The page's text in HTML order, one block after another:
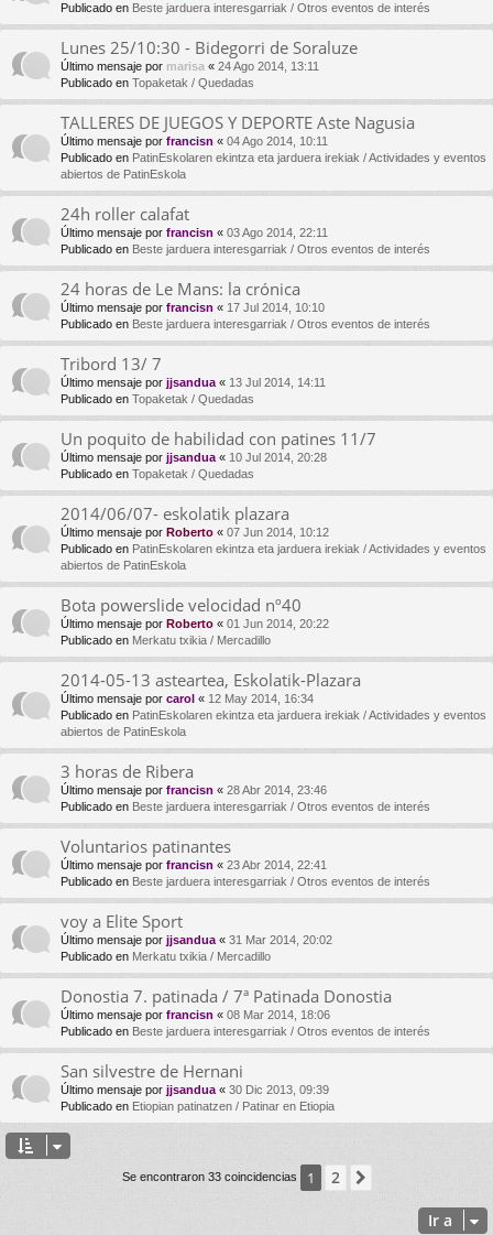
Publicado en Beste jarduera interesgarriak / Otros eventos de interés
Lunes 25/10:30 - Bidegorri de Soraluze
Último mensaje por marisa « 24 Ago 2014, 13:11
Publicado en Topaketak / Quedadas
TALLERES DE JUEGOS Y DEPORTE Aste Nagusia
Último mensaje por francisn « 04 Ago 2014, 10:11
Publicado en PatinEskolaren ekintza eta jarduera irekiak / Actividades y eventos
abiertos de PatinEskola
24h roller calafat
Último mensaje por francisn « 03 Ago 2014, 22:11
Publicado en Beste jarduera interesgarriak / Otros eventos de interés
24 horas de Le Mans: la crónica
Último mensaje por francisn « 17 Jul 2014, 10:10
Publicado en Beste jarduera interesgarriak / Otros eventos de interés
Tribord 13/ 7
Último mensaje por jjsandua « 13 Jul 2014, 14:11
Publicado en Topaketak / Quedadas
Un poquito de habilidad con patines 11/7
Último mensaje por jjsandua « 10 Jul 2014, 20:28
Publicado en Topaketak / Quedadas
2014/06/07- eskolatik plazara
Último mensaje por Roberto « 07 Jun 2014, 10:12
Publicado en PatinEskolaren ekintza eta jarduera irekiak / Actividades y eventos
abiertos de PatinEskola
Bota powerslide velocidad nº40
Último mensaje por Roberto « 01 Jun 2014, 20:22
Publicado en Merkatu txikia / Mercadillo
2014-05-13 asteartea, Eskolatik-Plazara
Último mensaje por carol « 12 May 2014, 16:34
Publicado en PatinEskolaren ekintza eta jarduera irekiak / Actividades y eventos
abiertos de PatinEskola
3 horas de Ribera
Último mensaje por francisn « 28 Abr 2014, 23:46
Publicado en Beste jarduera interesgarriak / Otros eventos de interés
Voluntarios patinantes
Último mensaje por francisn « 23 Abr 2014, 22:41
Publicado en Beste jarduera interesgarriak / Otros eventos de interés
voy a Elite Sport
Último mensaje por jjsandua « 31 Mar 2014, 20:02
Publicado en Merkatu txikia / Mercadillo
Donostia 7. patinada / 7ª Patinada Donostia
Último mensaje por francisn « 08 Mar 2014, 18:06
Publicado en Beste jarduera interesgarriak / Otros eventos de interés
San silvestre de Hernani
Último mensaje por jjsandua « 30 Dic 2013, 09:39
Publicado en Etiopian patinatzen / Patinar en Etiopia
Se encontraron 33 coincidencias 1 2
Ir a